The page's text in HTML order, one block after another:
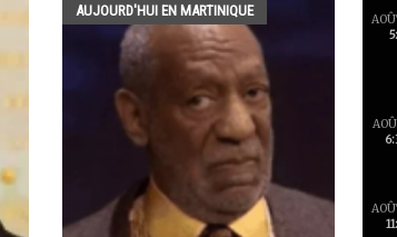
AUJOURD'HUI EN MARTINIQUE